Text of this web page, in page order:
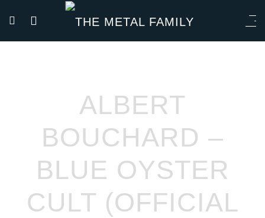
ALBERT
BOUCHARD –
BLUE OYSTER
CULT (OFFICIAL